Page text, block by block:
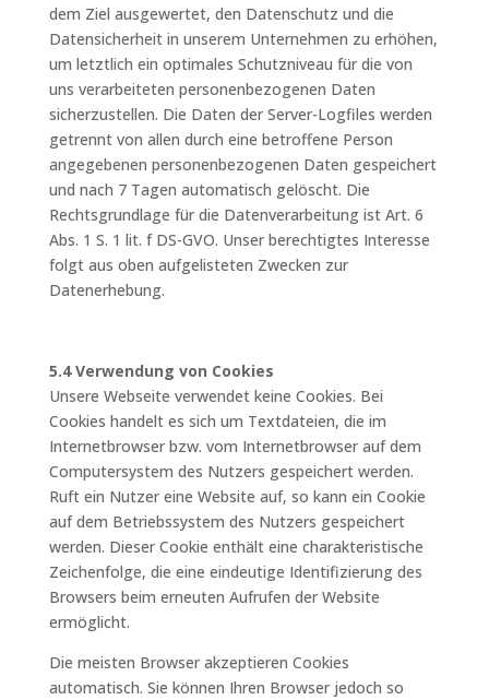
dem Ziel ausgewertet, den Datenschutz und die
Datensicherheit in unserem Unternehmen zu erhöhen,
um letztlich ein optimales Schutzniveau für die von
uns verarbeiteten personenbezogenen Daten
sicherzustellen. Die Daten der Server-Logfiles werden
getrennt von allen durch eine betroffene Person
angegebenen personenbezogenen Daten gespeichert
und nach 7 Tagen automatisch gelöscht. Die
Rechtsgrundlage für die Datenverarbeitung ist Art. 6
Abs. 1 S. 1 lit. f DS-GVO. Unser berechtigtes Interesse
folgt aus oben aufgelisteten Zwecken zur
Datenerhebung.
5.4 Verwendung von Cookies
Unsere Webseite verwendet keine Cookies. Bei
Cookies handelt es sich um Textdateien, die im
Internetbrowser bzw. vom Internetbrowser auf dem
Computersystem des Nutzers gespeichert werden.
Ruft ein Nutzer eine Website auf, so kann ein Cookie
auf dem Betriebssystem des Nutzers gespeichert
werden. Dieser Cookie enthält eine charakteristische
Zeichenfolge, die eine eindeutige Identifizierung des
Browsers beim erneuten Aufrufen der Website
ermöglicht.
Die meisten Browser akzeptieren Cookies
automatisch. Sie können Ihren Browser jedoch so